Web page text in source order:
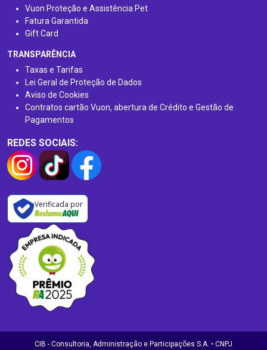
Vuon Proteção e Assistência Pet
Fatura Garantida
Gift Card
TRANSPARÊNCIA
Taxas e Tarifas
Lei Geral de Proteção de Dados
Aviso de Cookies
Contratos cartão Vuon, abertura de Crédito e Gestão de
Pagamentos
REDES SOCIAIS:
Verificada por
CIB - Consultoria, Administração e Participações S.A. • CNPJ